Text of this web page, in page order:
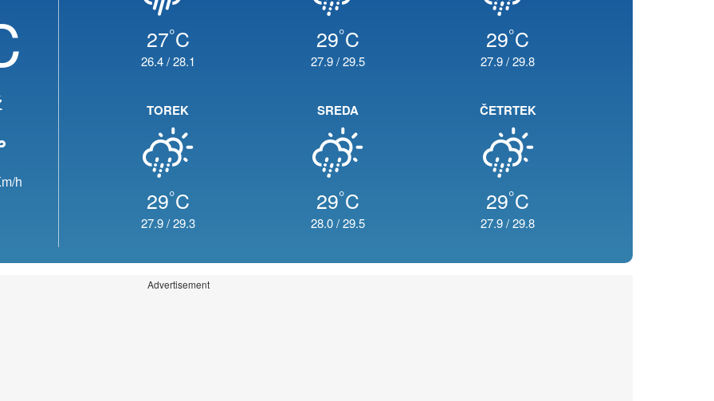
h
27°C
26.4/28.1
29°C
27.9/29.5
29°C
27.9/29.8
TOREK
29°C
27.9/29.3
SREDA
29°C
28.0/29.5
ČETRTEK
29°C
27.9/29.8
Advertisement